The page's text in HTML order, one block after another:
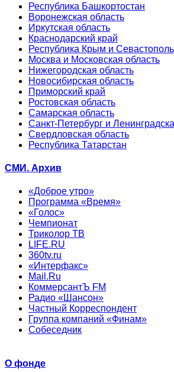
Республика Башкортостан
Воронежская область
Иркутская область
Краснодарский край
Республика Крым и Севастополь
Москва и Московская область
Нижегородская область
Новосибирская область
Приморский край
Ростовская область
Самарская область
Санкт-Петербург и
Свердловская область
Республика Татарстан
СМИ. Архив
«Доброе утро»
Программа «Время»
«Голос»
Чемпионат
Триколор ТВ
LIFE.RU
360tv.ru
«Интерфакс»
Mail.Ru
КоммерсантЪ FM
Радио «Шансон»
Частный Корреспондент
Группа компаний «Финам»
Собеседник
О фонде